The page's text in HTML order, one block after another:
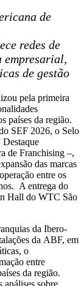
de
redes de
empresarial,
de gestão
pela primeira
países da região.
SEF 2026, o Selo
de Franchising –,
das marcas
entre os
A entrega do
Hall do WTC São
da Ibero-
da ABF, em
o
entre
da região.